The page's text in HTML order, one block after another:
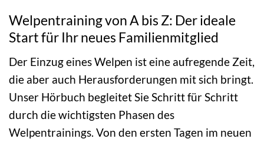
Welpentraining von A bis Z: Der ideale
Start für Ihr neues Familienmitglied
Der Einzug eines Welpen ist eine aufregende Zeit,
die aber auch Herausforderungen mit sich bringt.
Unser Hörbuch begleitet Sie Schritt für Schritt
durch die wichtigsten Phasen des
Welpentrainings. Von den ersten Tagen im neuen